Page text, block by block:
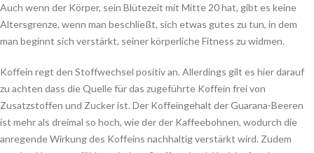
Auch wenn der Körper, sein Blütezeit mit Mitte 20 hat, gibt es keine
Altersgrenze, wenn man beschließt, sich etwas gutes zu tun, in dem
man beginnt sich verstärkt, seiner körperliche Fitness zu widmen.
Koffein regt den Stoffwechsel positiv an. Allerdings gilt es hier darauf
zu achten dass die Quelle für das zugeführte Koffein frei von
Zusatzstoffen und Zucker ist. Der Koffeingehalt der Guarana-Beeren
ist mehr als dreimal so hoch, wie der der Kaffeebohnen, wodurch die
anregende Wirkung des Koffeins nachhaltig verstärkt wird. Zudem